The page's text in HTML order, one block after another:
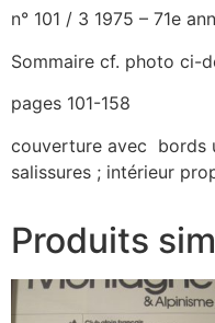
n° 101 / 3 1975 – 71e
Sommaire cf. photo ci-
pages 101-158
couverture avec bords
salissures ; intérieur
Produits